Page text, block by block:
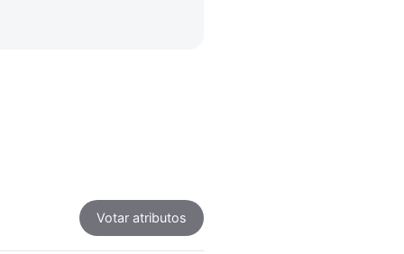
Votar atributos